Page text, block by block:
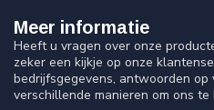
Meer informatie
Heeft u vragen over onze
zeker een kijkje op onze
bedrijfsgegevens, antwoorden
verschillende manieren om ons te